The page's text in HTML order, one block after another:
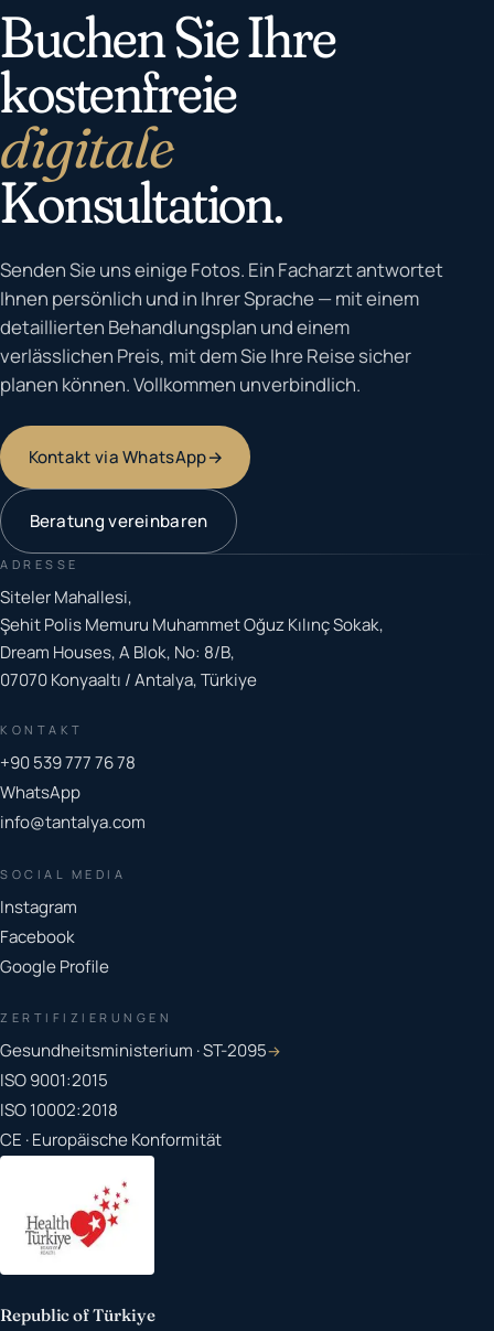
Buchen Sie Ihre
kostenfreie
digitale
Konsultation.
Senden Sie uns einige Fotos. Ein Facharzt antwortet
Ihnen persönlich und in Ihrer Sprache — mit einem
detaillierten Behandlungsplan und einem
verlässlichen Preis, mit dem Sie Ihre Reise sicher
planen können. Vollkommen unverbindlich.
Kontakt via WhatsApp→
Beratung vereinbaren
ADRESSE
Siteler Mahallesi,
Şehit Polis Memuru Muhammet Oğuz Kılınç Sokak,
Dream Houses, A Blok, No: 8/B,
07070 Konyaaltı / Antalya, Türkiye
KONTAKT
+90 539 777 76 78
WhatsApp
info@tantalya.com
SOCIAL MEDIA
Instagram
Facebook
Google Profile
ZERTIFIZIERUNGEN
Gesundheitsministerium · ST-2095→
ISO 9001:2015
ISO 10002:2018
CE · Europäische Konformität
Republic of Türkiye